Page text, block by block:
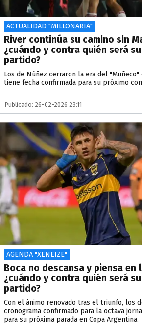
ACTUALIDAD "MILLONARIA"
River continúa su camino sin
¿cuándo y contra quién será
partido?
Los de Núñez cerraron la era del "Muñeco"
tiene fecha confirmada para su próximo
Publicado: 26-02-2026 23:11
AGENDA "XENEIZE"
Boca no descansa y piensa en
¿cuándo y contra quién será
partido?
Con el ánimo renovado tras el triunfo, los
cronograma confirmado para la octava
para su próxima parada en Copa Argentina.